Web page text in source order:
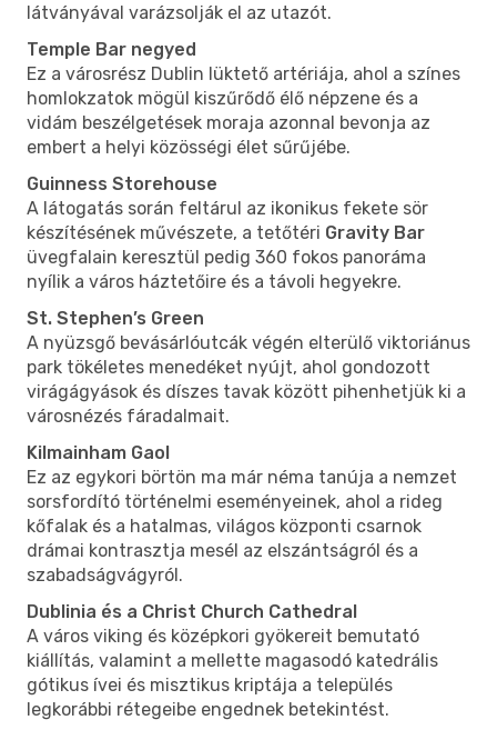
látványával varázsolják el az utazót.
Temple Bar negyed
Ez a városrész Dublin lüktető artériája, ahol a színes
homlokzatok mögül kiszűrődő élő népzene és a
vidám beszélgetések moraja azonnal bevonja az
embert a helyi közösségi élet sűrűjébe.
Guinness Storehouse
A látogatás során feltárul az ikonikus fekete sör
készítésének művészete, a tetőtéri Gravity Bar
üvegfalain keresztül pedig 360 fokos panoráma
nyílik a város háztetőire és a távoli hegyekre.
St. Stephen’s Green
A nyüzsgő bevásárlóutcák végén elterülő viktoriánus
park tökéletes menedéket nyújt, ahol gondozott
virágágyások és díszes tavak között pihenhetjük ki a
városnézés fáradalmait.
Kilmainham Gaol
Ez az egykori börtön ma már néma tanúja a nemzet
sorsfordító történelmi eseményeinek, ahol a rideg
kőfalak és a hatalmas, világos központi csarnok
drámai kontrasztja mesél az elszántságról és a
szabadságvágyról.
Dublinia és a Christ Church Cathedral
A város viking és középkori gyökereit bemutató
kiállítás, valamint a mellette magasodó katedrális
gótikus ívei és misztikus kriptája a település
legkorábbi rétegeibe engednek betekintést.